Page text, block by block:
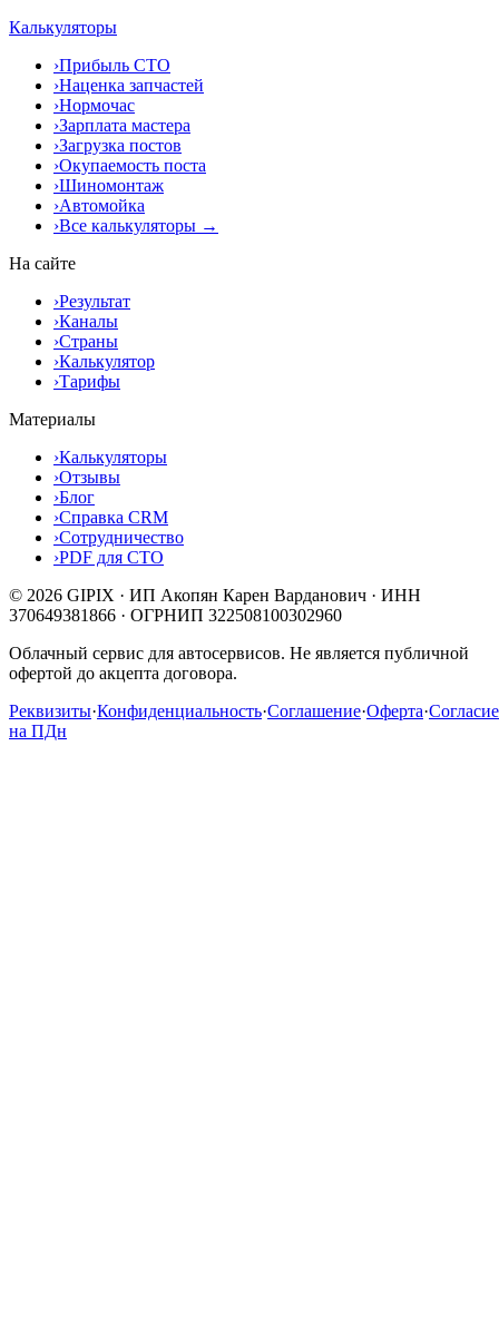
Калькуляторы
›Прибыль СТО
›Наценка запчастей
›Нормочас
›Зарплата мастера
›Загрузка постов
›Окупаемость поста
›Шиномонтаж
›Автомойка
›Все калькуляторы →
На сайте
›Результат
›Каналы
›Страны
›Калькулятор
›Тарифы
Материалы
›Калькуляторы
›Отзывы
›Блог
›Справка CRM
›Сотрудничество
›PDF для СТО
© 2026 GIPIX · ИП Акопян Карен Варданович · ИНН
370649381866 · ОГРНИП 322508100302960
Облачный сервис для автосервисов. Не является публичной
офертой до акцепта договора.
Реквизиты·Конфиденциальность·Соглашение·Оферта·Согласие
на ПДн